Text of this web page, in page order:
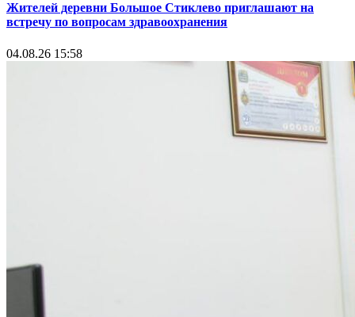
Жителей деревни Большое Стиклево приглашают на
встречу по вопросам здравоохранения
04.08.26 15:58